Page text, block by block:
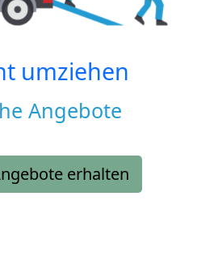
umziehen
Angebote
erhalten